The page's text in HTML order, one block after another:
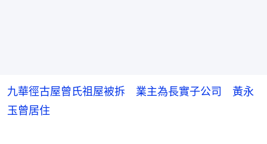
九華徑古屋曾氏祖屋被拆 業主為長實子公司 黃永
玉曾居住